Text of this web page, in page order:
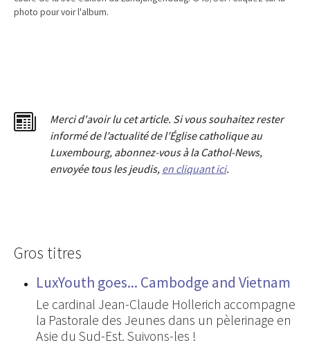
photo pour voir l'album.
Merci d'avoir lu cet article. Si vous souhaitez rester
informé de l’actualité de l’Église catholique au
Luxembourg, abonnez-vous à la Cathol-News,
envoyée tous les jeudis, en cliquant ici.
Gros titres
LuxYouth goes... Cambodge and Vietnam
Le cardinal Jean-Claude Hollerich accompagne
la Pastorale des Jeunes dans un pèlerinage en
Asie du Sud-Est. Suivons-les !